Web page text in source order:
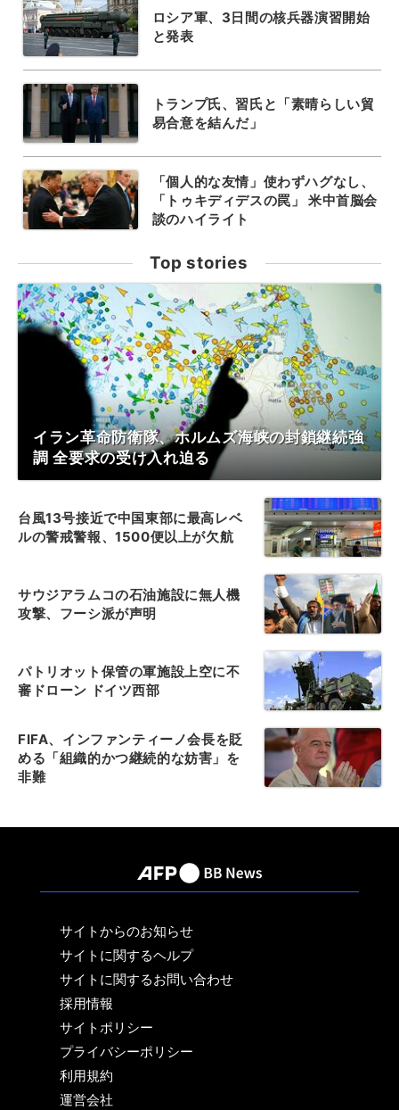
ロシア軍、3日間の核兵器演習開始
と発表
トランプ氏、習氏と「素晴らしい貿
易合意を結んだ」
「個人的な友情」使わずハグなし、
「トゥキディデスの罠」 米中首脳会
談のハイライト
Top stories
イラン革命防衛隊、ホルムズ海峡の封鎖継続強
調 全要求の受け入れ迫る
台風13号接近で中国東部に最高レベ
ルの警戒警報、1500便以上が欠航
サウジアラムコの石油施設に無人機
攻撃、フーシ派が声明
パトリオット保管の軍施設上空に不
審ドローン ドイツ西部
FIFA、インファンティーノ会長を貶
める「組織的かつ継続的な妨害」を
非難
サイトからのお知らせ
サイトに関するヘルプ
サイトに関するお問い合わせ
採用情報
サイトポリシー
プライバシーポリシー
利用規約
運営会社